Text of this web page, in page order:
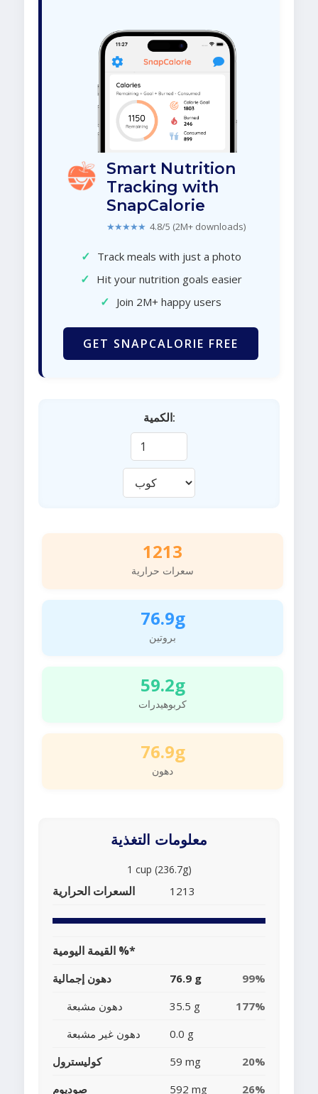
Smart Nutrition
Tracking with
SnapCalorie
★★★★★ 4.8/5 (2M+ downloads)
✓ Track meals with just a photo
✓ Hit your nutrition goals easier
✓ Join 2M+ happy users
GET SNAPCALORIE FREE
الكمية:
1213
سعرات حرارية
76.9g
بروتين
59.2g
كربوهيدرات
76.9g
دهون
معلومات التغذية
1 cup (236.7g)
السعرات الحرارية 1213
القيمة اليومية %*
دهون إجمالية 76.9 g
99%
دهون مشبعة
35.5 g
177%
دهون غير مشبعة
0.0 g
كوليسترول
59 mg
20%
صوديوم
592 mg 26%